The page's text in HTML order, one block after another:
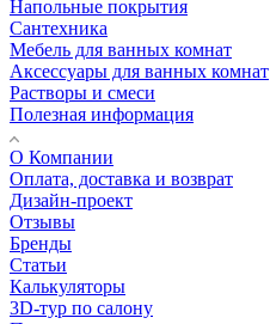
Напольные покрытия
Сантехника
Мебель для ванных комнат
Аксессуары для ванных комнат
Растворы и смеси
Полезная информация
О Компании
Оплата, доставка и возврат
Дизайн-проект
Отзывы
Бренды
Статьи
Калькуляторы
3D-тур по салону